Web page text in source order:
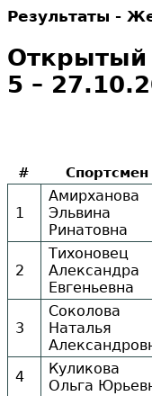
Результаты -
Открытый
5 –
# Спортсмен
1
Амирханова
Эльвина
Ринатовна
2
Тихоновец
Александра
Евгеньевна
3
Соколова
Наталья
4
Куликова
Ольга